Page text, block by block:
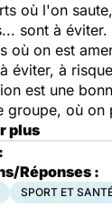
où l'on
sont à
où on est
éviter, à
est une
groupe, où on
plus
Réponses :
SPORT ET